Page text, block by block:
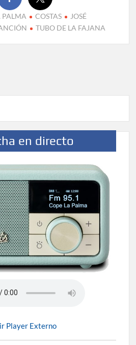
PALMA COSTAS
JOSÉ
TUBO DE LA FAJANA
en directo
Player Externo